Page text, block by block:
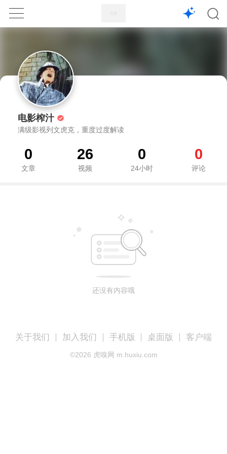
1X
电影榨汁
满级影视列文虎克，重度过度解读
0
文章
26
视频
0
24小时
0
评论
还没有内容哦
关于我们 加入我们 手机版 桌面版 客户端
©2026 虎嗅网 m.huxiu.com